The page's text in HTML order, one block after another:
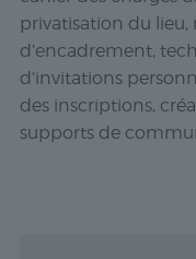
privatisation du
d’encadrement,
d’invitations
des inscriptions,
supports de